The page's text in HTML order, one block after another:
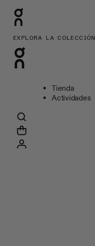
EXPLORA LA COLECCIÓN
Tienda
Actividades